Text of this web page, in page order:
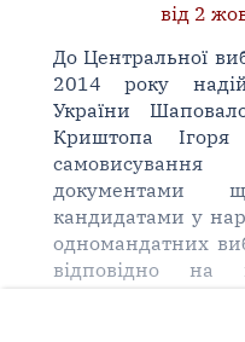
від 2
До Центральної
2014 року
України
Криштопа
документами
кандидатами у
одномандатних
відповідно на